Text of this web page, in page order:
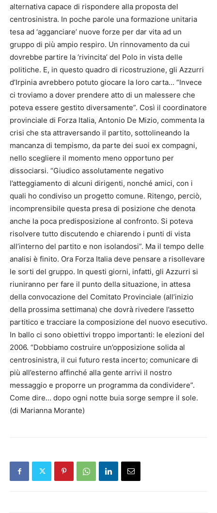
alternativa capace di rispondere alla proposta del
centrosinistra. In poche parole una formazione unitaria
tesa ad ‘agganciare’ nuove forze per dar vita ad un
gruppo di più ampio respiro. Un rinnovamento da cui
dovrebbe partire la ‘rivincita’ del Polo in vista delle
politiche. E, in questo quadro di ricostruzione, gli Azzurri
d’Irpinia avrebbero potuto giocare la loro carta… “Invece
ci troviamo a dover prendere atto di un malessere che
poteva essere gestito diversamente”. Così il coordinatore
provinciale di Forza Italia, Antonio De Mizio, commenta la
crisi che sta attraversando il partito, sottolineando la
mancanza di tempismo, da parte dei suoi ex compagni,
nello scegliere il momento meno opportuno per
dissociarsi. “Giudico assolutamente negativo
l’atteggiamento di alcuni dirigenti, nonché amici, con i
quali ho condiviso un progetto comune. Ritengo, perciò,
incomprensibile questa presa di posizione che denota
anche la poca predisposizione al confronto. Si poteva
risolvere tutto discutendo e chiarendo i punti di vista
all’interno del partito e non isolandosi”. Ma il tempo delle
analisi è finito. Ora Forza Italia deve pensare a risollevare
le sorti del gruppo. In questi giorni, infatti, gli Azzurri si
riuniranno per fare il punto della situazione, in attesa
della convocazione del Comitato Provinciale (all’inizio
della prossima settimana) che dovrà rivedere l’assetto
partitico e tracciare la composizione del nuovo esecutivo.
In ballo ci sono obiettivi troppo importanti: le elezioni del
2006. “Dobbiamo costruire un’opposizione solida al
centrosinistra, il cui futuro resta incerto; comunicare di
più all’esterno affinché alla gente arrivi il nostro
messaggio e proporre un programma da condividere”.
Come dire… dopo ogni notte buia sorge sempre il sole.
(di Marianna Morante)